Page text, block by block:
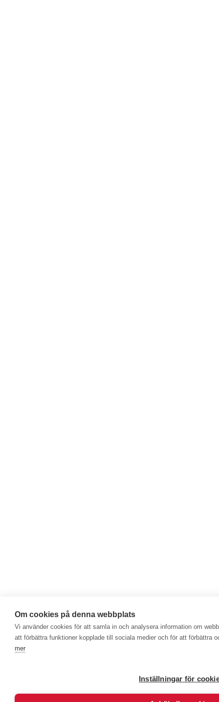
Om cookies på denna webbplats
Vi använder cookies för att samla in och analysera information om
att förbättra funktioner kopplade till sociala medier och för att förbättra
mer
Inställningar för